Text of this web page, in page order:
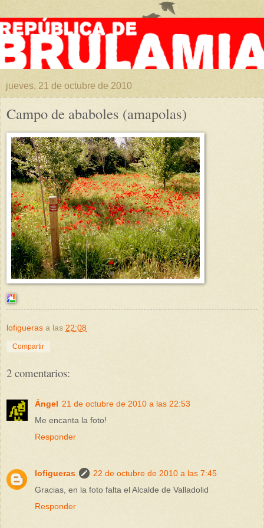
jueves, 21 de octubre de 2010
Campo de ababoles (amapolas)
lofigueras a las 22:08
Compartir
2 comentarios:
Ángel 21 de octubre de 2010 a las 22:53
Me encanta la foto!
Responder
lofigueras
22 de octubre de 2010 a las 7:45
Gracias, en la foto falta el Alcalde de Valladolid
Responder